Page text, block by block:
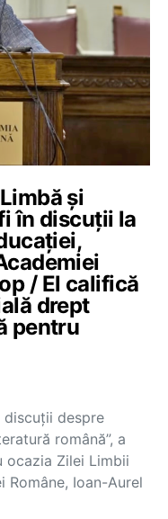
și
în discuții la
/ El califică
drept
pentru
discuții despre
română”, a
ocazia Zilei Limbii
Române, Ioan-Aurel